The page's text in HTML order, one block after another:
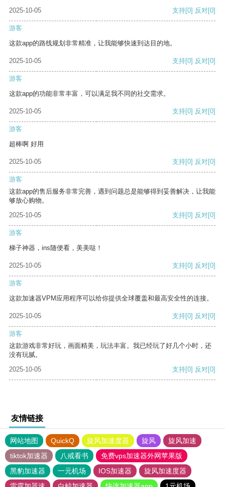
2025-10-05 支持[0] 反对[0]
游客
这款app的路线规划非常精准，让我能够快速到达目的地。
2025-10-05 支持[0] 反对[0]
游客
这款app的功能非常丰富，可以满足我不同的社交需求。
2025-10-05 支持[0] 反对[0]
游客
超棒啊 好用
2025-10-05 支持[0] 反对[0]
游客
这款app的售后服务非常完善，遇到问题总是能够得到妥善解决，让我能
够放心购物。
2025-10-05
支持[0] 反对[0]
游客
梯子神器，ins随便看，美美哒！
2025-10-05 支持[0] 反对[0]
游客
这款加速器VPM应用程序可以给你提供全球覆盖和最高安全性的连接。
2025-10-05 支持[0] 反对[0]
游客
这款游戏非常好玩，画面精美，玩法丰富。我已经玩了好几个小时，还
没有玩腻。
2025-10-05
支持[0] 反对[0]
友情链接
网站地图 QuickQ 旋风加速度器 旋风
旋风加速
tiktok加速器
八戒看书
免费vps加速器外网苹果版
黑豹加速器
一元机场 IOS加速器
旋风加速度器